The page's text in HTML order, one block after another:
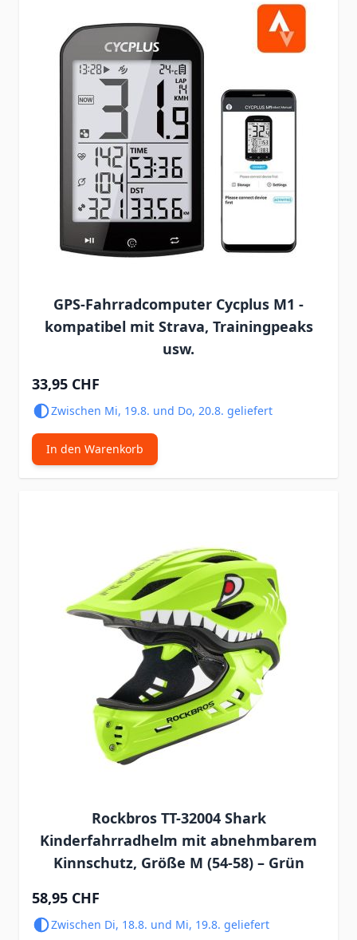
GPS-Fahrradcomputer Cycplus M1 -
kompatibel mit Strava, Trainingpeaks
usw.
33,95 CHF
Zwischen Mi, 19.8. und Do, 20.8. geliefert
In den Warenkorb
Rockbros TT-32004 Shark
Kinderfahrradhelm mit abnehmbarem
Kinnschutz, Größe M (54-58) – Grün
58,95 CHF
Zwischen Di, 18.8. und Mi, 19.8. geliefert